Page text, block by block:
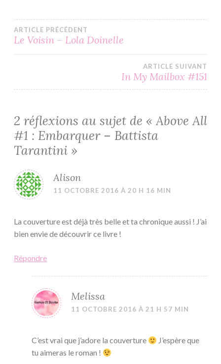
Navigation
l’article
ARTICLE PRÉCÉDENT
Le Voisin – Lola Doinelle
ARTICLE SUIVANT
In My Mailbox #151
2 réflexions au sujet de «Above All
#1 : Embarquer – Battista
Tarantini »
Alison
11 OCTOBRE 2016 À 20 H 16 MIN
La couverture est déjà très belle et ta chronique aussi ! J’ai
bien envie de découvrir ce livre !
Répondre
Melissa
11 OCTOBRE 2016 À 21 H 57 MIN
C’est vrai que j’adore la couverture
J’espère que
tu aimeras le roman !